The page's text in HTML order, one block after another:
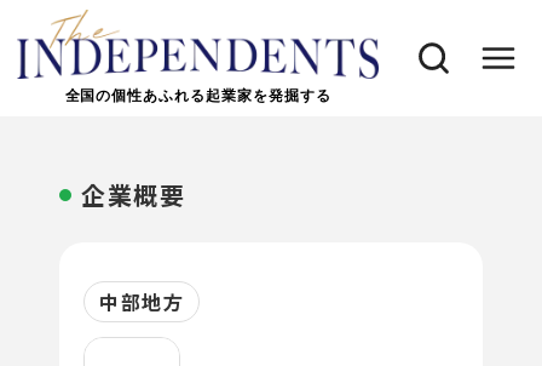
全国の個性あふれる起業家を発掘する
企業概要
中部地方